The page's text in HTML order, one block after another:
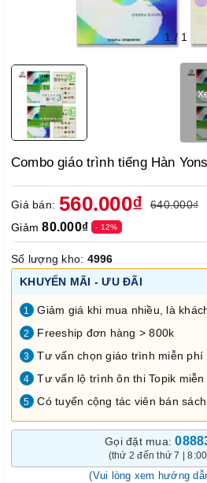
1 / 1
Combo giáo trình tiếng Hàn
Giá bán: 560.000₫
640.000₫
Giảm80.000₫ - 12%
Số lượng kho: 4996
KHUYẾN MÃI - ƯU ĐÃI
1 Giảm giá khi mua nhiều, là
2 Freeship đơn hàng > 800k
3 Tư vấn chọn giáo trình miễn phí
4 Tư vấn lộ trình ôn thi Topik miễn
5 Có tuyển cộng tác viên bán sách
Gọi đặt mua:
(thứ 2 đến thứ 7 |
(Vui lòng xem hướng